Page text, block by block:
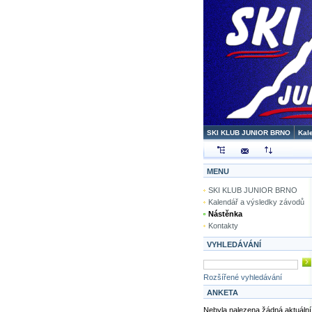
SKI KLUB JUNIOR BRNO
MENU
SKI KLUB JUNIOR BRNO
Kalendář a výsledky závodů
Nástěnka
Kontakty
VYHLEDÁVÁNÍ
Rozšířené vyhledávání
ANKETA
Nebyla nalezena žádná aktuální